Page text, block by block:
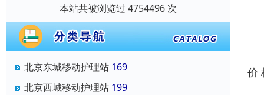
本站共被浏览过 4754496 次
北京东城移动护理站 169
北京西城移动护理站 199
价